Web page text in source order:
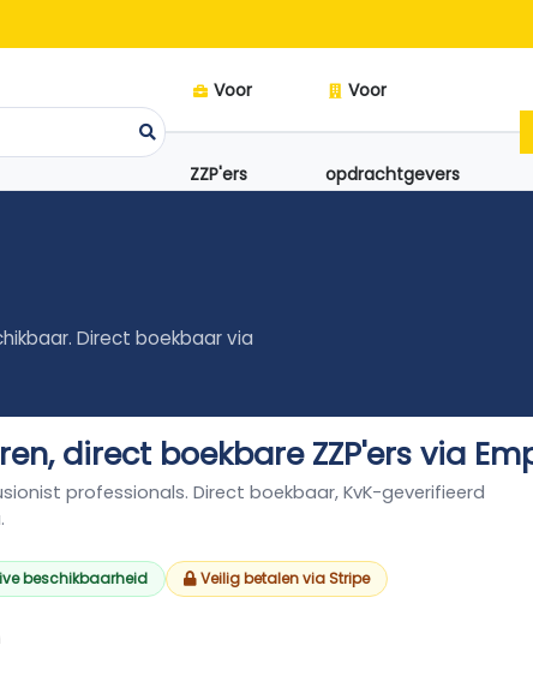
Voor
ZZP'ers
Voor
opdrachtgevers
Direct boekbaar via
direct boekbare ZZP'ers via
professionals. Direct boekbaar, KvK-geverifieerd
beschikbaarheid Veilig betalen via Stripe